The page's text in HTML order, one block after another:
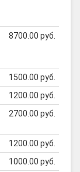
8700.00 руб.
1500.00 руб.
1200.00 руб.
2700.00 руб.
1200.00 руб.
1000.00 руб.